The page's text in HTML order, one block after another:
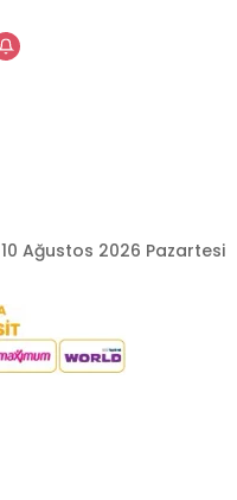
10 Ağustos 2026 Pazartesi